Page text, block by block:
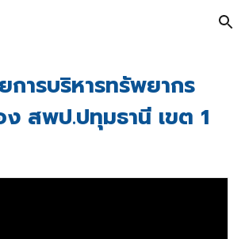
Skip to navigation
การบริหารทรัพยากร
สพป.ปทุมธานี เขต 1